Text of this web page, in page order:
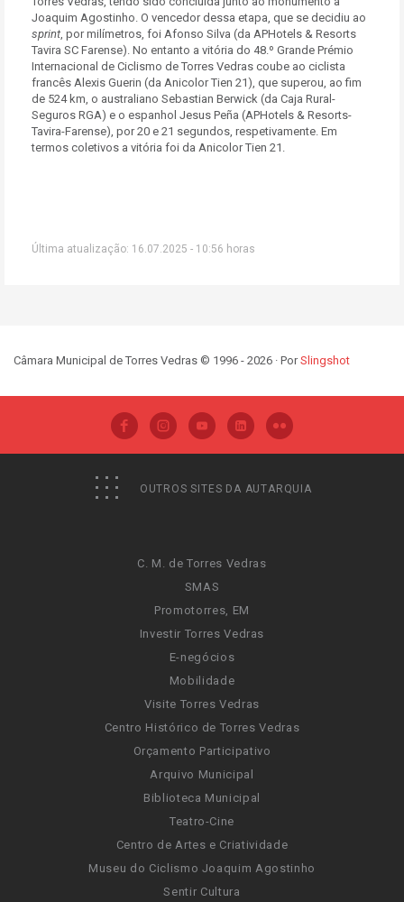
Joaquim Agostinho. O vencedor dessa etapa, que se decidiu ao
sprint, por milímetros, foi Afonso Silva (da APHotels & Resorts
Tavira SC Farense). No entanto a vitória do 48.º Grande Prémio
Internacional de Ciclismo de Torres Vedras coube ao ciclista
francês Alexis Guerin (da Anicolor Tien 21), que superou, ao fim
de 524 km, o australiano Sebastian Berwick (da Caja Rural-
Seguros RGA) e o espanhol Jesus Peña (APHotels & Resorts-
Tavira-Farense), por 20 e 21 segundos, respetivamente. Em
termos coletivos a vitória foi da Anicolor Tien 21.
Última atualização: 16.07.2025 - 10:56 horas
Câmara Municipal de Torres Vedras © 1996 - 2026 · PorSlingshot
OUTROS SITES DA AUTARQUIA
C. M. de Torres Vedras
SMAS
Promotorres, EM
Investir Torres Vedras
E-negócios
Mobilidade
Visite Torres Vedras
Centro Histórico de Torres Vedras
Orçamento Participativo
Arquivo Municipal
Biblioteca Municipal
Teatro-Cine
Centro de Artes e Criatividade
Museu do Ciclismo Joaquim Agostinho
Sentir Cultura